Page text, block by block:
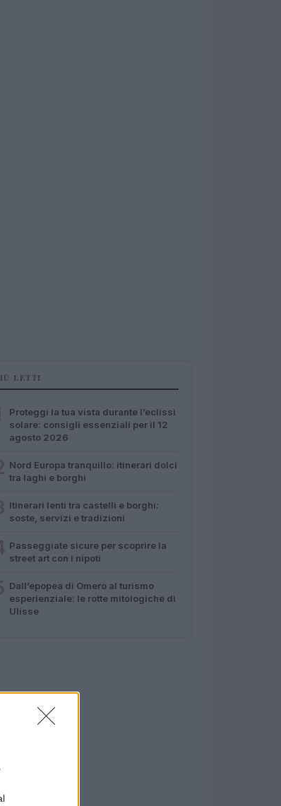
LETTI
Proteggi la tua vista durante l’eclissi
solare: consigli essenziali per il 12
agosto 2026
Nord Europa tranquillo: itinerari dolci
tra laghi e borghi
Itinerari lenti tra castelli e borghi:
soste, servizi e tradizioni
Passeggiate sicure per scoprire la
street art con i nipoti
Dall’epopea di Omero al turismo
esperienziale: le rotte mitologiche di
Ulisse